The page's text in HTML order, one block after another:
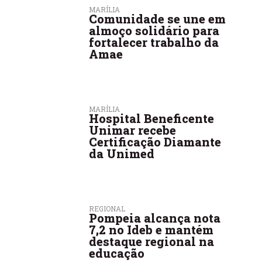
MARÍLIA
Comunidade se une em
almoço solidário para
fortalecer trabalho da
Amae
MARÍLIA
Hospital Beneficente
Unimar recebe
Certificação Diamante
da Unimed
REGIONAL
Pompeia alcança nota
7,2 no Ideb e mantém
destaque regional na
educação